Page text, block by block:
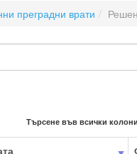
преградни врати
Търсене във всички